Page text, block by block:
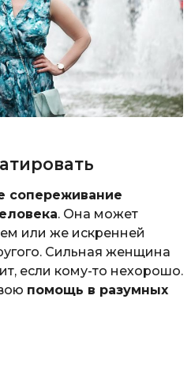
сопереживание
. Она может
или же искренней
Сильная женщина
если кому-то нехорошо.
помощь в разумных